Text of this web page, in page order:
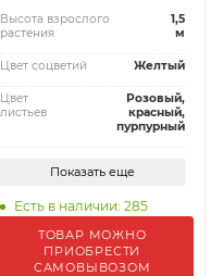
Высота взрослого
растения
1,5
м
Цвет соцветий Желтый
Цвет
листьев
Розовый,
красный,
пурпурный
Показать еще
Есть в наличии: 285
ТОВАР МОЖНО
ПРИОБРЕСТИ
САМОВЫВОЗОМ